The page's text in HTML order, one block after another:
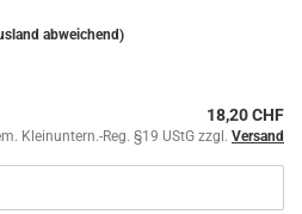
abweichend)
18,20 CHF
Kleinuntern.-Reg. §19 UStG zzgl. Versand